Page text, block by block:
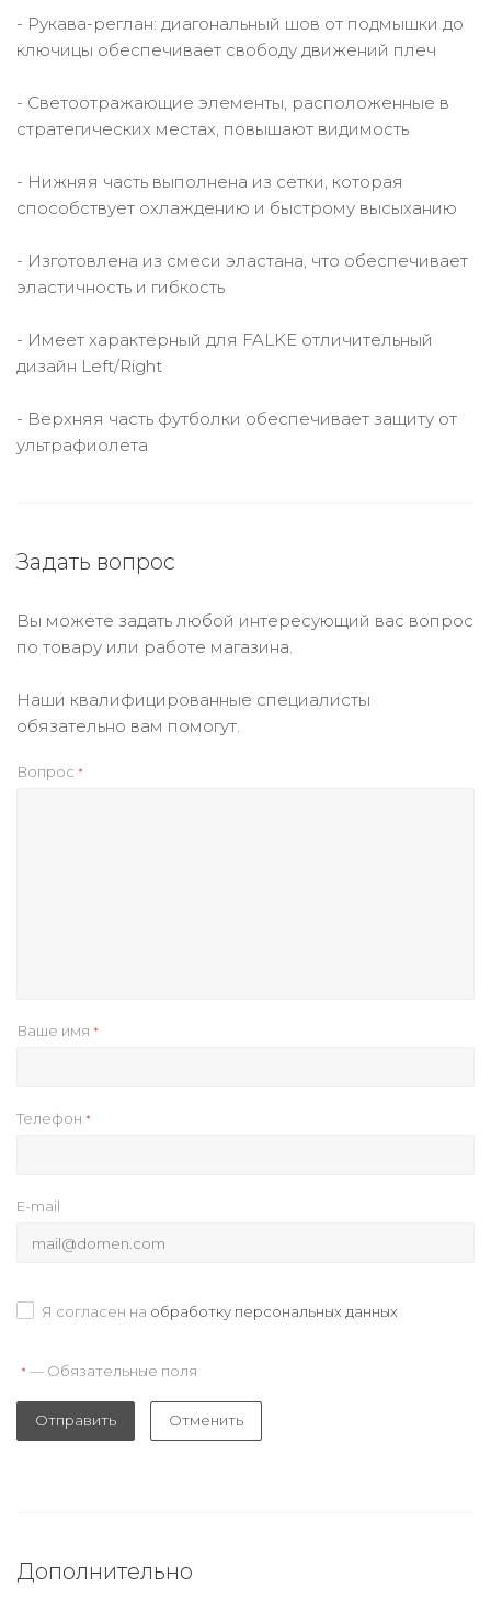
- Рукава-реглан: диагональный шов от подмышки до
ключицы обеспечивает свободу движений плеч
- Светоотражающие элементы, расположенные в
стратегических местах, повышают видимость
- Нижняя часть выполнена из сетки, которая
способствует охлаждению и быстрому высыханию
- Изготовлена из смеси эластана, что обеспечивает
эластичность и гибкость
- Имеет характерный для FALKE отличительный
дизайн Left/Right
- Верхняя часть футболки обеспечивает защиту от
ультрафиолета
Задать вопрос
Вы можете задать любой интересующий вас вопрос
по товару или работе магазина.
Наши квалифицированные специалисты
обязательно вам помогут.
Вопрос *
Ваше имя *
Телефон *
E-mail
Я согласен на обработку персональных данных
* — Обязательные поля
Отправить Отменить
Дополнительно